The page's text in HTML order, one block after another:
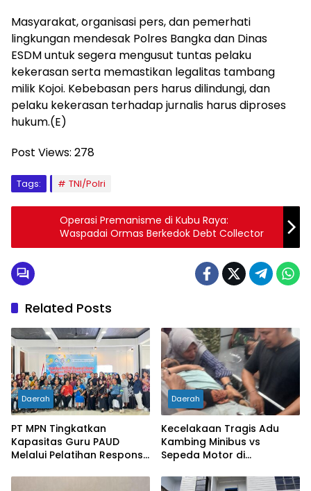
Masyarakat, organisasi pers, dan pemerhati
lingkungan mendesak Polres Bangka dan Dinas
ESDM untuk segera mengusut tuntas pelaku
kekerasan serta memastikan legalitas tambang
milik Kojoi. Kebebasan pers harus dilindungi, dan
pelaku kekerasan terhadap jurnalis harus diproses
hukum.(E)
Post Views: 278
Tags: TNI/Polri
Operasi Premanisme di Kubu Raya:
Waspadai Ormas Berkedok Debt Collector
Related Posts
Daerah
PT MPN Tingkatkan
Kapasitas Guru PAUD
Melalui Pelatihan Responsif
Daerah
Kecelakaan Tragis Adu
Kambing Minibus vs
Sepeda Motor di
Meninggal Dunia